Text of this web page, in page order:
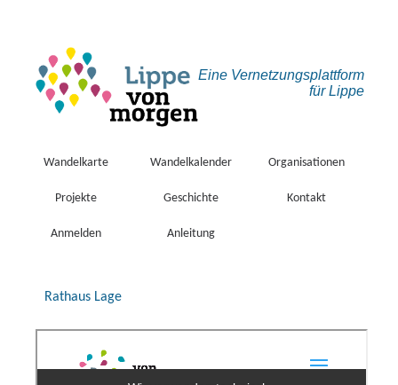
Eine Vernetzungs­plattform
für Lippe
Wandelkarte Wandelkalender Organisationen
Projekte Geschichte Kontakt
Anmelden Anleitung
Rathaus Lage